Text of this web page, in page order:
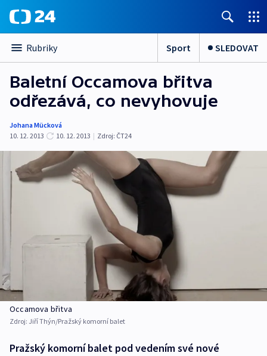
Rubriky Sport SLEDOVAT
Baletní Occamova břitva
odřezává, co nevyhovuje
Johana Mücková
10. 12. 2013
10. 12. 2013 | Zdroj: ČT24
Occamova břitva
Zdroj: Jiří Thýn/Pražský komorní balet
Pražský komorní balet pod vedením své nové